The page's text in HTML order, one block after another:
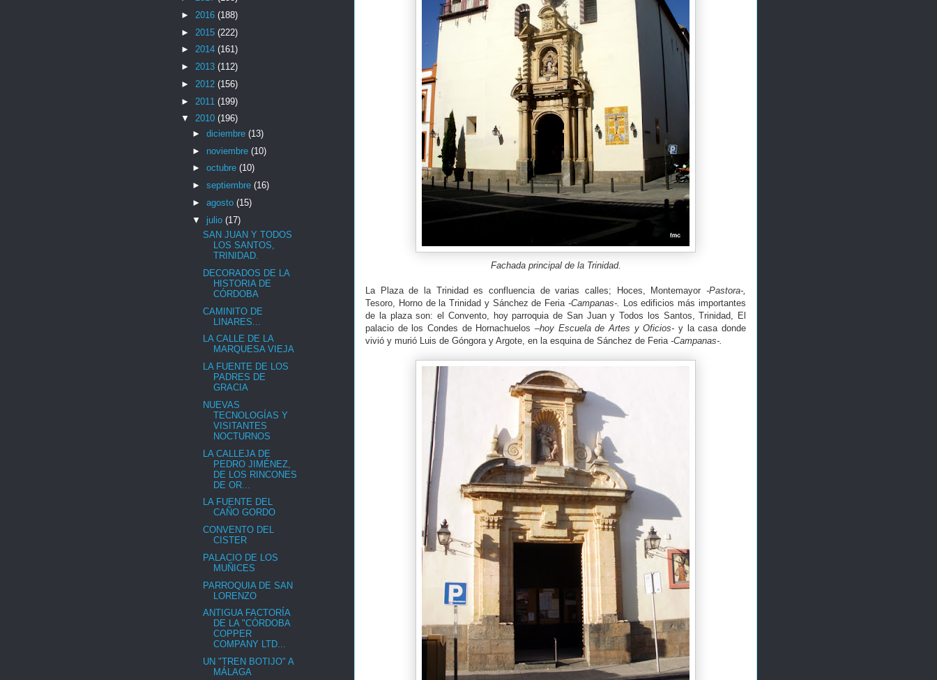
Fachada principal de la Trinidad.
La Plaza de la Trinidad es confluencia de varias calles; Hoces, Montemayor -Pastora-,
Tesoro, Horno de la Trinidad y Sánchez de Feria -Campanas-. Los edificios más importantes
de la plaza son: el Convento, hoy parroquia de San Juan y Todos los Santos, Trinidad, El
palacio de los Condes de Hornachuelos –hoy Escuela de Artes y Oficios- y la casa donde
vivió y murió Luis de Góngora y Argote, en la esquina de Sánchez de Feria -Campanas-.
► 2016 (188)
► 2015 (222)
► 2014 (161)
► 2013 (112)
► 2012 (156)
► 2011 (199)
▼ 2010 (196)
► diciembre (13)
► noviembre (10)
► octubre (10)
► septiembre (16)
► agosto (15)
▼ julio (17)
SAN JUAN Y TODOS
LOS SANTOS,
TRINIDAD.
DECORADOS DE LA
HISTORIA DE
CÓRDOBA
CAMINITO DE
LINARES...
LA CALLE DE LA
MARQUESA VIEJA
LA FUENTE DE LOS
PADRES DE
GRACIA
NUEVAS
TECNOLOGÍAS Y
VISITANTES
NOCTURNOS
LA CALLEJA DE
PEDRO JIMÉNEZ,
DE LOS RINCONES
DE OR...
LA FUENTE DEL
CAÑO GORDO
CONVENTO DEL
CISTER
PALACIO DE LOS
MUÑICES
PARROQUIA DE SAN
LORENZO
ANTIGUA FACTORÍA
DE LA "CÓRDOBA
COPPER
COMPANY LTD...
UN "TREN BOTIJO" A
MÁLAGA